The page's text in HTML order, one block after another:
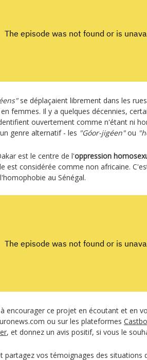
se déplaçaient librement dans les
femmes. Il y a quelques décennies,
ouvertement comme n'étant ni
genre alternatif - les "Góor-jigéen"ou
est le centre de l'oppression
est considérée comme non africaine.
au Sénégal.
à encourager ce projet en écoutant et en
ou sur les plateformes
, et donnez un avis positif, si vous le
partagez vos témoignages des situations